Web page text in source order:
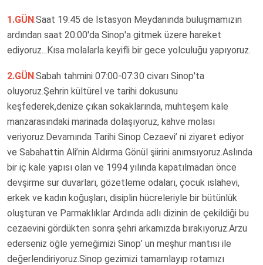
1.GÜN:Saat 19:45 de İstasyon Meydanında buluşmamızın
ardından saat 20:00'da Sinop'a gitmek üzere hareket
ediyoruz...Kısa molalarla keyifli bir gece yolculuğu yapıyoruz.
2.GÜN.Sabah tahmini 07:00-07:30 civarı Sinop'ta
oluyoruz.Şehrin kültürel ve tarihi dokusunu
keşfederek,denize çıkan sokaklarında, muhteşem kale
manzarasındaki marinada dolaşıyoruz, kahve molası
veriyoruz.Devamında Tarihi Sinop Cezaevi’ ni ziyaret ediyor
ve Sabahattin Ali’nin Aldırma Gönül şiirini anımsıyoruz.Aslında
bir iç kale yapısı olan ve 1994 yılında kapatılmadan önce
devşirme sur duvarları, gözetleme odaları, çocuk ıslahevi,
erkek ve kadın koğuşları, disiplin hücreleriyle bir bütünlük
oluşturan ve Parmaklıklar Ardında adlı dizinin de çekildiği bu
cezaevini gördükten sonra şehri arkamızda bırakıyoruz.Arzu
ederseniz öğle yemeğimizi Sinop’ un meşhur mantısı ile
değerlendiriyoruz.Sinop gezimizi tamamlayıp rotamızı